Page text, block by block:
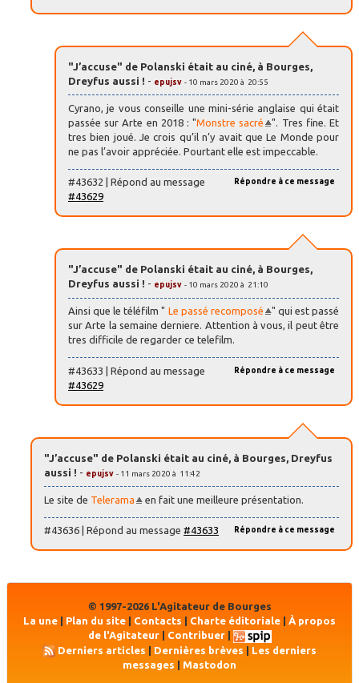
"J’accuse" de Polanski était au ciné, à Bourges,
Dreyfus aussi ! - epujsv - 10 mars 2020 à 20:55
Cyrano, je vous conseille une mini-série anglaise qui était
passée sur Arte en 2018 : "Monstre sacré
". Tres fine. Et
tres bien joué. Je crois qu’il n’y avait que Le Monde pour
ne pas l’avoir appréciée. Pourtant elle est impeccable.
Répondre à ce message
#43632 | Répond au message
#43629
"J’accuse" de Polanski était au ciné, à Bourges,
Dreyfus aussi ! - epujsv - 10 mars 2020 à 21:10
Ainsi que le téléfilm " Le passé recomposé
" qui est passé
sur Arte la semaine derniere. Attention à vous, il peut être
tres difficile de regarder ce telefilm.
Répondre à ce message
#43633 | Répond au message
#43629
"J’accuse" de Polanski était au ciné, à Bourges, Dreyfus
aussi ! - epujsv - 11 mars 2020 à 11:42
Le site de Telerama en fait une meilleure présentation.
Répondre à ce message
#43636 | Répond au message #43633
© 1997-2026 L'Agitateur de Bourges
La une
Plan du site Contacts Charte éditoriale
À propos
de l'Agitateur| Contribuer|
Derniers articles | Dernières brèves | Les derniers
messages
Mastodon